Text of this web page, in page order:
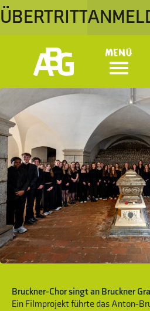
ÜBERTRITT
Menü
Bruckner-Chor singt an Bruckner
Ein Filmprojekt führte das Anton-